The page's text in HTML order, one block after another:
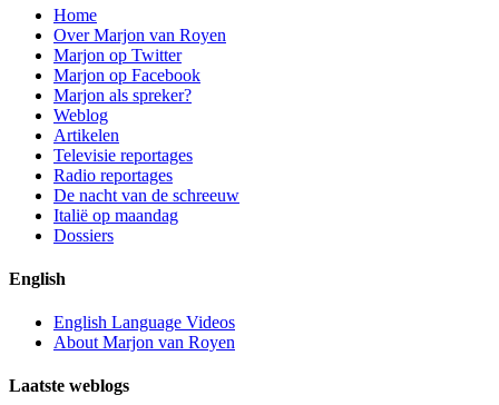
Home
Over Marjon van Royen
Marjon op Twitter
Marjon op Facebook
Marjon als spreker?
Weblog
Artikelen
Televisie reportages
Radio reportages
De nacht van de schreeuw
Italië op maandag
Dossiers
English
English Language Videos
About Marjon van Royen
Laatste weblogs